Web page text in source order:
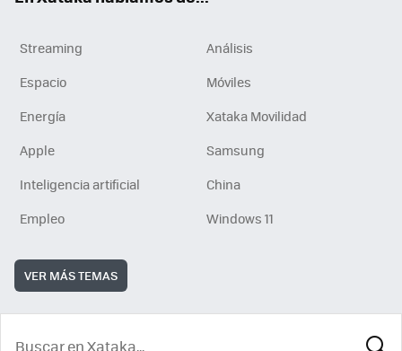
Streaming
Análisis
Espacio
Móviles
Energía
Xataka Movilidad
Apple
Samsung
Inteligencia artificial
China
Empleo
Windows 11
VER MÁS TEMAS